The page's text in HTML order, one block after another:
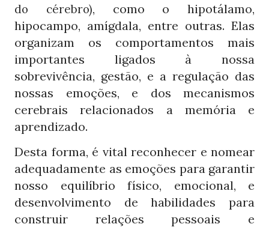
do cérebro), como o hipotálamo,
hipocampo, amígdala, entre outras. Elas
organizam os comportamentos mais
importantes ligados à nossa
sobrevivência, gestão, e a regulação das
nossas emoções, e dos mecanismos
cerebrais relacionados a memória e
aprendizado.
Desta forma, é vital reconhecer e nomear
adequadamente as emoções para garantir
nosso equilíbrio físico, emocional, e
desenvolvimento de habilidades para
construir relações pessoais e